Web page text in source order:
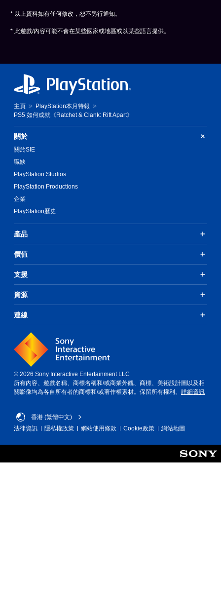
* 以上資料如有任何修改，恕不另行通知。
* 此遊戲/內容可能不會在某些國家或地區或以某些語言提供。
主頁
PlayStation本月特報
PS5 如何成就《Ratchet & Clank: Rift Apart》
關於
關於SIE
職缺
PlayStation Studios
PlayStation Productions
企業
PlayStation歷史
產品
價值
支援
資源
連線
© 2026 Sony Interactive Entertainment LLC
所有內容、遊戲名稱、商標名稱和/或商業外觀、商標、美術設計圖以及相
關影像均為各自所有者的商標和/或著作權素材。保留所有權利。 詳細資訊
香港 (繁體中文)
法律資訊
隱私權政策 網站使用條款 Cookie政策 網站地圖